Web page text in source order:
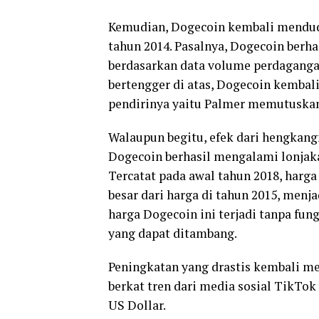
Kemudian, Dogecoin kembali
tahun 2014. Pasalnya, Dogecoin
berdasarkan data volume
bertengger di atas, Dogecoin
pendirinya yaitu Palmer
Walaupun begitu, efek dari
Dogecoin berhasil mengalami
Tercatat pada awal tahun 2018,
besar dari harga di tahun 2015,
harga Dogecoin ini terjadi tanpa
yang dapat ditambang.
Peningkatan yang drastis kembali
berkat tren dari media sosial
US Dollar.